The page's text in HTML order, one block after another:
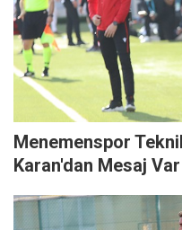
Menemenspor
Karan'dan Mesaj Var